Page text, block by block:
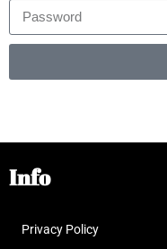
Info
Privacy Policy